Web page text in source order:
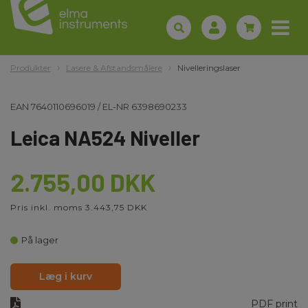
Produkter Lasere & Afstandsmålere Nivelleringslaser
EAN 7640110696019 /EL-NR 6398690233
Leica NA524 Niveller
2.755,00 DKK
Pris inkl. moms 3.443,75 DKK
På lager
Læg i kurv
PDF print